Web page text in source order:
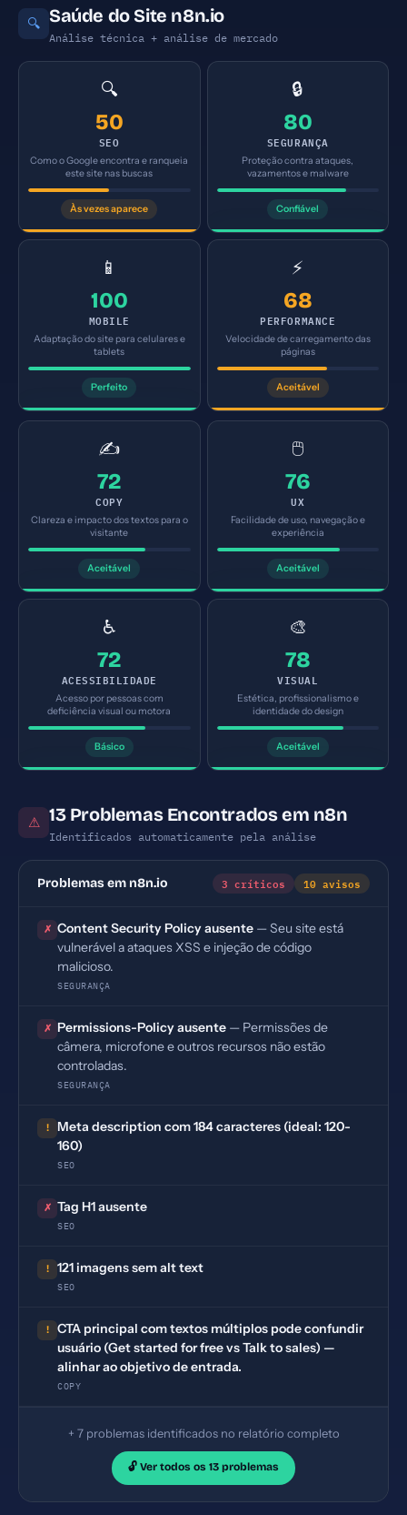
🔍 Saúde do Site n8n.io
Análise técnica + análise de mercado
🔍
50
SEO
Como o Google encontra e ranqueia
este site nas buscas
Às vezes aparece
🔒
80
SEGURANÇA
Proteção contra ataques,
vazamentos e malware
Confiável
📱
100
MOBILE
Adaptação do site para celulares e
tablets
Perfeito
⚡
68
PERFORMANCE
Velocidade de carregamento das
páginas
Aceitável
✍️
72
COPY
Clareza e impacto dos textos para o
visitante
Aceitável
🖱️
76
UX
Facilidade de uso, navegação e
experiência
Aceitável
♿
72
ACESSIBILIDADE
Acesso por pessoas com
deficiência visual ou motora
Básico
🎨
78
VISUAL
Estética, profissionalismo e
identidade do design
Aceitável
⚠ 13 Problemas Encontrados em n8n
Identificados automaticamente pela análise
Problemas em n8n.io 3 críticos 10 avisos
✗ Content Security Policy ausente — Seu site está
vulnerável a ataques XSS e injeção de código
malicioso.
SEGURANÇA
✗ Permissions-Policy ausente — Permissões de
câmera, microfone e outros recursos não estão
controladas.
SEGURANÇA
!
Meta description com 184 caracteres (ideal: 120-
160)
SEO
✗ Tag H1 ausente
SEO
! 121 imagens sem alt text
SEO
!
CTA principal com textos múltiplos pode confundir
usuário (Get started for free vs Talk to sales) —
alinhar ao objetivo de entrada.
COPY
+ 7 problemas identificados no relatório completo
🔓 Ver todos os 13 problemas